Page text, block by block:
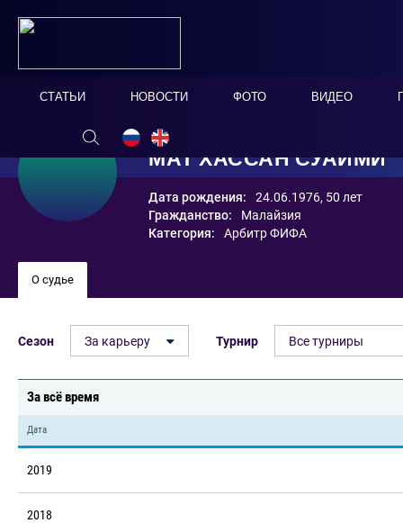
СТАТЬИ НОВОСТИ ФОТО ВИДЕО
МАТ ХАССАН СУАЙМИ
Дата рождения:
24.06.1976, 50 лет
Гражданство:
Малайзия
Категория:
Арбитр ФИФА
О судье
Сезон За карьеру Турнир Все турниры
За всё время
Дата
2019
2018